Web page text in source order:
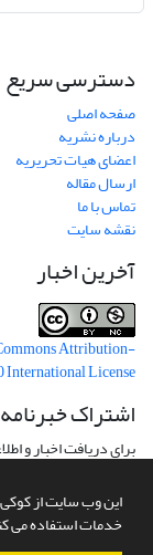
این وب سایت از کوکی
خدمات استفاده می
دسترسی سریع
صفحه اصلی
درباره نشریه
اعضای هیات تحریریه
ارسال مقاله
تماس با ما
نقشه سایت
آخرین اخبار
Attribution-
License
اشتراک خبرنامه
برای دریافت اخبار و